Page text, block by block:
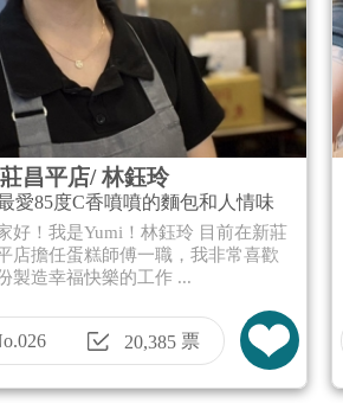
昌平店/ 林鈺玲
愛85度C香噴噴的麵包和人情味
好！我是Yumi！林鈺玲 目前在新莊
店擔任蛋糕師傅一職，我非常喜歡
製造幸福快樂的工作 ...
20,385票